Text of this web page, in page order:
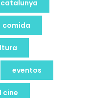
comida
eventos
cine